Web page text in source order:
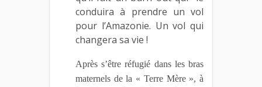
conduira à prendre un vol
pour l’Amazonie. Un vol qui
changera sa vie !
Après s’être réfugié dans les bras
maternels de la « Terre Mère », à